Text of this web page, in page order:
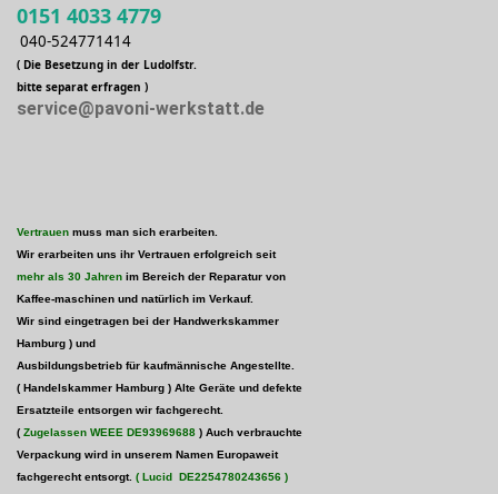
0151 4033 4779
040-524771414
( Die Besetzung in der Ludolfstr.
bitte separat erfragen )
service@pavoni-werkstatt.de
Vertrauen muss man sich erarbeiten.
Wir erarbeiten uns ihr Vertrauen erfolgreich seit
mehr als 30 Jahren im Bereich der Reparatur von
Kaffee-maschinen und natürlich im Verkauf.
Wir sind eingetragen bei der Handwerkskammer
Hamburg ) und
Ausbildungsbetrieb für kaufmännische Angestellte.
( Handelskammer Hamburg ) Alte Geräte und defekte
Ersatzteile entsorgen wir fachgerecht.
( Zugelassen WEEE DE93969688 ) Auch verbrauchte
Verpackung wird in unserem Namen Europaweit
fachgerecht entsorgt. ( Lucid DE2254780243656 )